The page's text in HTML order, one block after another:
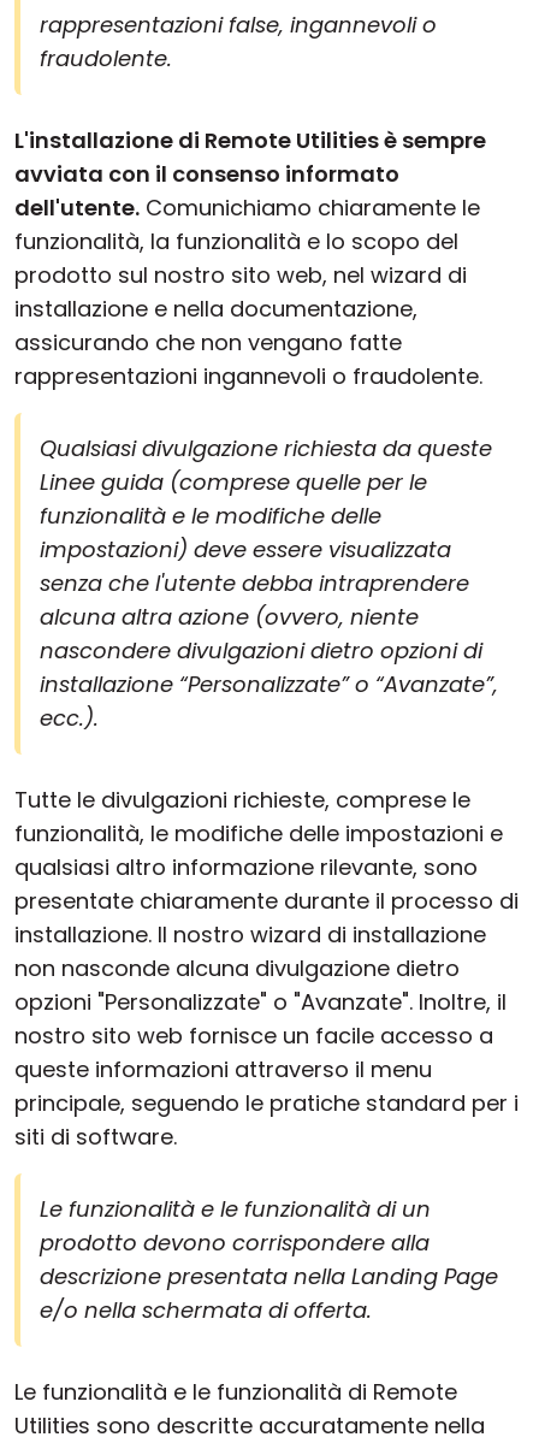
rappresentazioni false, ingannevoli o
fraudolente.
L'installazione di Remote Utilities è sempre
avviata con il consenso informato
dell'utente. Comunichiamo chiaramente le
funzionalità, la funzionalità e lo scopo del
prodotto sul nostro sito web, nel wizard di
installazione e nella documentazione,
assicurando che non vengano fatte
rappresentazioni ingannevoli o fraudolente.
Qualsiasi divulgazione richiesta da queste
Linee guida (comprese quelle per le
funzionalità e le modifiche delle
impostazioni) deve essere visualizzata
senza che l'utente debba intraprendere
alcuna altra azione (ovvero, niente
nascondere divulgazioni dietro opzioni di
installazione “Personalizzate” o “Avanzate”,
ecc.).
Tutte le divulgazioni richieste, comprese le
funzionalità, le modifiche delle impostazioni e
qualsiasi altro informazione rilevante, sono
presentate chiaramente durante il processo di
installazione. Il nostro wizard di installazione
non nasconde alcuna divulgazione dietro
opzioni "Personalizzate" o "Avanzate". Inoltre, il
nostro sito web fornisce un facile accesso a
queste informazioni attraverso il menu
principale, seguendo le pratiche standard per i
siti di software.
Le funzionalità e le funzionalità di un
prodotto devono corrispondere alla
descrizione presentata nella Landing Page
e/o nella schermata di offerta.
Le funzionalità e le funzionalità di Remote
Utilities sono descritte accuratamente nella